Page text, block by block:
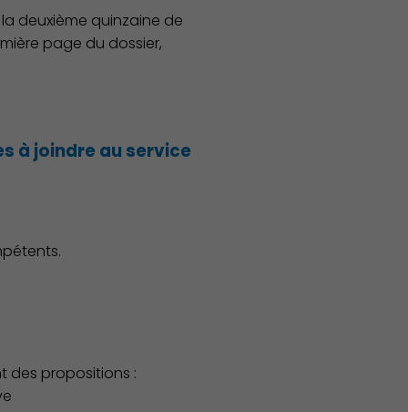
deuxième quinzaine de
page du dossier,
à joindre au service
des propositions :